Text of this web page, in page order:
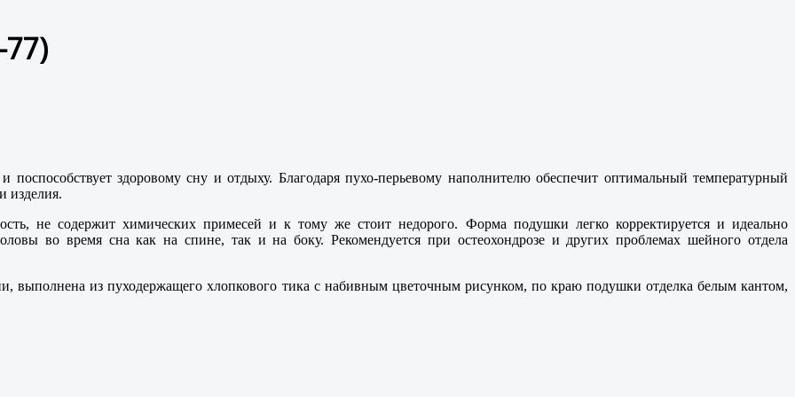
)
здоровому сну и отдыху. Благодаря пухо-перьевому наполнителю обеспечит оптимальный температурный
изделия.
не содержит химических примесей и к тому же стоит недорого. Форма подушки легко корректируется и идеально
во время сна как на спине, так и на боку. Рекомендуется при остеохондрозе и других проблемах шейного отдела
выполнена из пуходержащего хлопкового тика с набивным цветочным рисунком, по краю подушки отделка белым кантом,